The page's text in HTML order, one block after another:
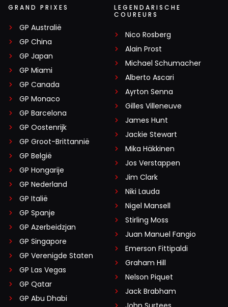
GRAND PRIXES
GP Australië
GP China
GP Japan
GP Miami
GP Canada
GP Monaco
GP Barcelona
GP Oostenrijk
GP Groot-Brittannië
GP België
GP Hongarije
GP Nederland
GP Italië
GP Spanje
GP Azerbeidzjan
GP Singapore
GP Verenigde Staten
GP Las Vegas
GP Qatar
GP Abu Dhabi
LEGENDARISCHE
COUREURS
Nico Rosberg
Alain Prost
Michael Schumacher
Alberto Ascari
Ayrton Senna
Gilles Villeneuve
James Hunt
Jackie Stewart
Mika Häkkinen
Jos Verstappen
Jim Clark
Niki Lauda
Nigel Mansell
Stirling Moss
Juan Manuel Fangio
Emerson Fittipaldi
Graham Hill
Nelson Piquet
Jack Brabham